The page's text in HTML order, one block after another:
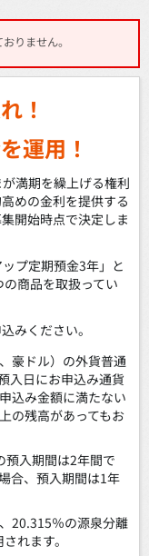
りません。
！
運用！
満期を繰上げる権利
めの金利を提供する
開始時点で決定しま
プ定期預金3年」と
の商品を取扱ってい
みください。
豪ドル）の外貨普通
入日にお申込み通貨
込み金額に満たない
の残高があってもお
預入期間は2年間で
合、預入期間は1年
20.315％の源泉分離
れます。